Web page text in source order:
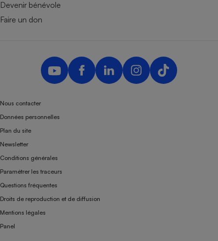
Devenir bénévole
Faire un don
Nous contacter
Données personnelles
Plan du site
Newsletter
Conditions générales
Paramétrer les traceurs
Questions fréquentes
Droits de reproduction et de diffusion
Mentions légales
Panel